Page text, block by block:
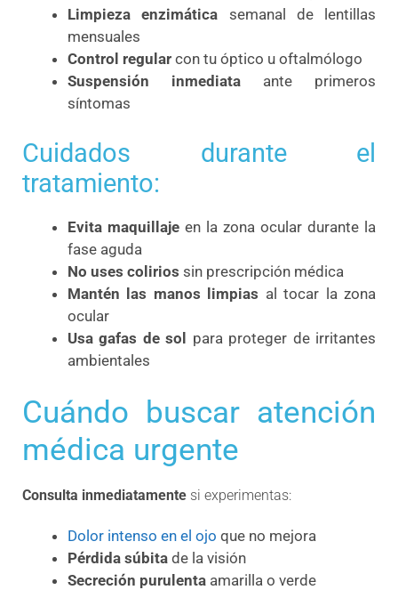
Limpieza enzimática semanal de lentillas
mensuales
Control regular con tu óptico u oftalmólogo
Suspensión inmediata ante primeros
síntomas
Cuidados durante el
tratamiento:
Evita maquillaje en la zona ocular durante la
fase aguda
No uses colirios sin prescripción médica
Mantén las manos limpias al tocar la zona
ocular
Usa gafas de sol para proteger de irritantes
ambientales
Cuándo buscar atención
médica urgente
Consulta inmediatamente si experimentas:
Dolor intenso en el ojo que no mejora
Pérdida súbita de la visión
Secreción purulenta amarilla o verde